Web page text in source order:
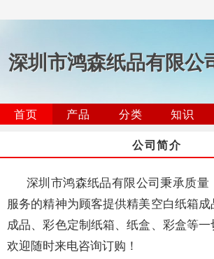
深圳市鸿森纸品有限公
首页 产品 分类 知识
公司简介
深圳市鸿森纸品有限公司秉承质量
服务的精神为顾客提供精美空白纸箱
成品、彩色定制纸箱、纸盒、彩盒等一
欢迎随时来电咨询订购！